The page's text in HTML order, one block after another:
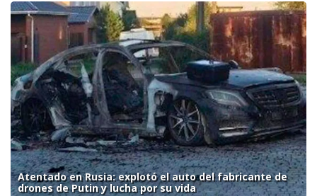
Atentado en Rusia: explotó el auto del fabricante de
drones de Putin y lucha por su vida